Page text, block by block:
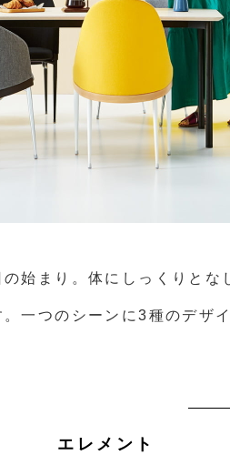
始まり。体にしっくりとな
一つのシーンに3種のデザ
エレメント